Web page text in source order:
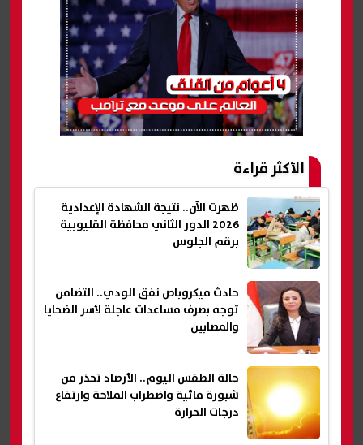
الأكثر قراءة
ظهرت الآن.. نتيجة الشهادة الإعدادية
2026 الدور الثاني محافظة القليوبية
برقم الجلوس
حادث ميكروباص نفق الودي.. التضامن
توجه بصرف مساعدات عاجلة لأسر الضحايا
والمصابين
حالة الطقس اليوم.. الأرصاد تحذر من
شبورة مائية واضطراب الملاحة وارتفاع
درجات الحرارة